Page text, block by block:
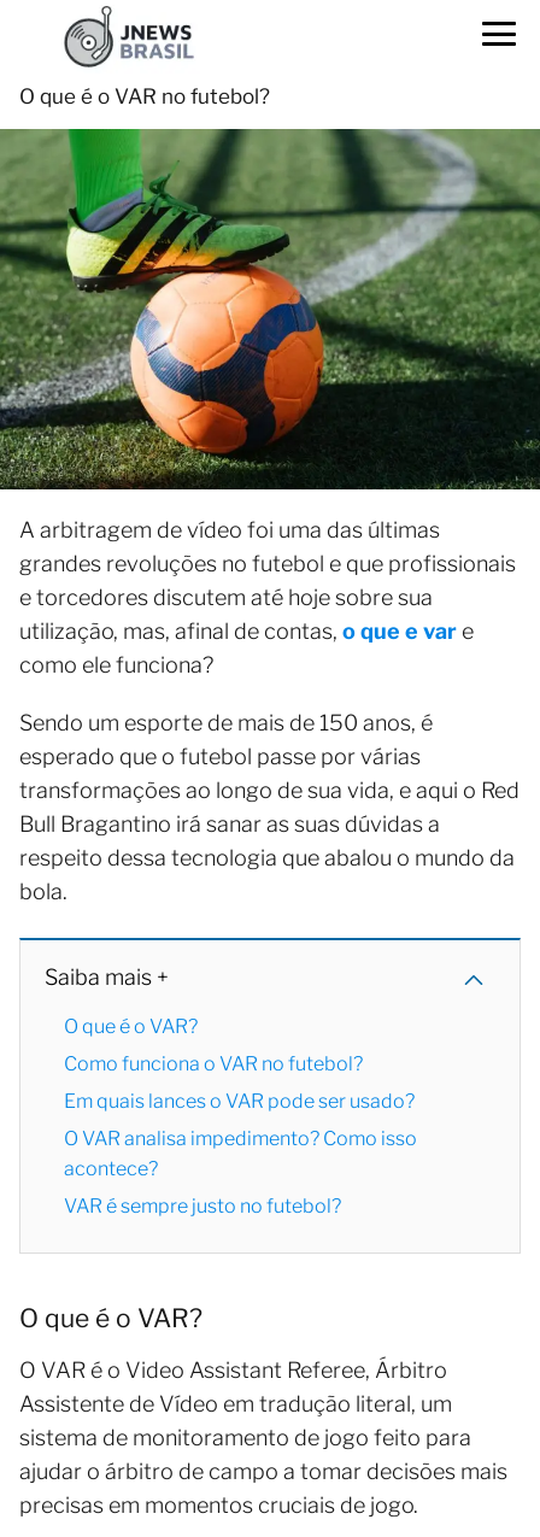
O que é o VAR no futebol?
A arbitragem de vídeo foi uma das últimas
grandes revoluções no futebol e que profissionais
e torcedores discutem até hoje sobre sua
utilização, mas, afinal de contas, o que e var e
como ele funciona?
Sendo um esporte de mais de 150 anos, é
esperado que o futebol passe por várias
transformações ao longo de sua vida, e aqui o Red
Bull Bragantino irá sanar as suas dúvidas a
respeito dessa tecnologia que abalou o mundo da
bola.
Saiba mais +
O que é o VAR?
Como funciona o VAR no futebol?
Em quais lances o VAR pode ser usado?
O VAR analisa impedimento? Como isso
acontece?
VAR é sempre justo no futebol?
O que é o VAR?
O VAR é o Video Assistant Referee, Árbitro
Assistente de Vídeo em tradução literal, um
sistema de monitoramento de jogo feito para
ajudar o árbitro de campo a tomar decisões mais
precisas em momentos cruciais de jogo.